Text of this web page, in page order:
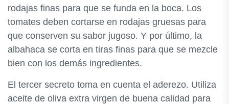
rodajas finas para que se funda en la boca. Los
tomates deben cortarse en rodajas gruesas para
que conserven su sabor jugoso. Y por último, la
albahaca se corta en tiras finas para que se mezcle
bien con los demás ingredientes.
El tercer secreto toma en cuenta el aderezo. Utiliza
aceite de oliva extra virgen de buena calidad para